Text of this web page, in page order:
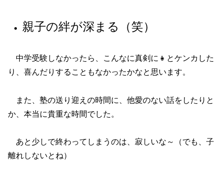
親子の絆が深まる（笑）
中学受験しなかったら、こんなに真剣に👧とケンカした
り、喜んだりすることもなかったかなと思います。
また、塾の送り迎えの時間に、他愛のない話をしたりと
か、本当に貴重な時間でした。
あと少しで終わってしまうのは、寂しいな～（でも、子
離れしないとね）